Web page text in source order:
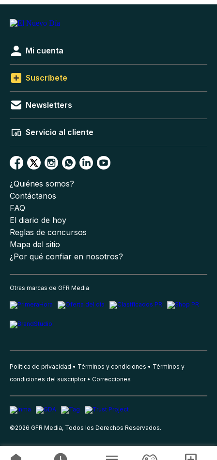
Mi cuenta
Suscríbete
Newsletters
Servicio al cliente
¿Quiénes somos?
Contáctanos
FAQ
El diario de hoy
Reglas de concursos
Mapa del sitio
¿Por qué confiar en nosotros?
Otras marcas de GFR Media
Política de privacidad Términos y condiciones
Términos y
condiciones del suscriptor
Correcciones
©2026 GFR Media, Todos los Derechos Reservados.